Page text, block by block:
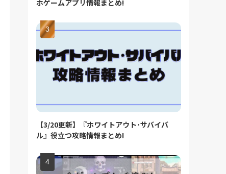
ホゲームアプリ情報まとめ!
【3/20更新】『ホワイトアウト･サバイバ
ル』役立つ攻略情報まとめ!